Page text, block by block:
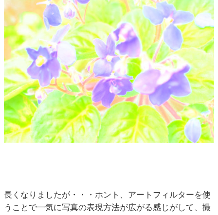
長くなりましたが・・・ホント、アートフィルターを使
うことで一気に写真の表現方法が広がる感じがして、撮